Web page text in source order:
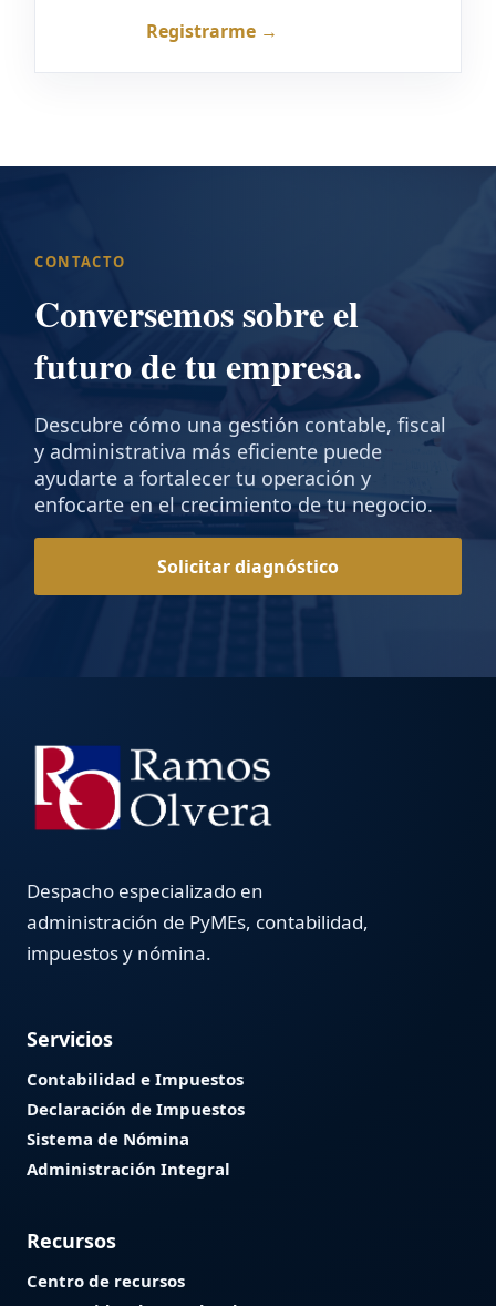
Registrarme →
CONTACTO
Conversemos sobre el
futuro de tu empresa.
Descubre cómo una gestión contable, fiscal
y administrativa más eficiente puede
ayudarte a fortalecer tu operación y
enfocarte en el crecimiento de tu negocio.
Solicitar diagnóstico
Despacho especializado en
administración de PyMEs, contabilidad,
impuestos y nómina.
Servicios
Contabilidad e Impuestos
Declaración de Impuestos
Sistema de Nómina
Administración Integral
Recursos
Centro de recursos